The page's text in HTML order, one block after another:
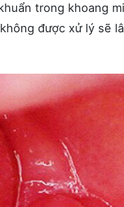
trong khoang
được xử lý sẽ